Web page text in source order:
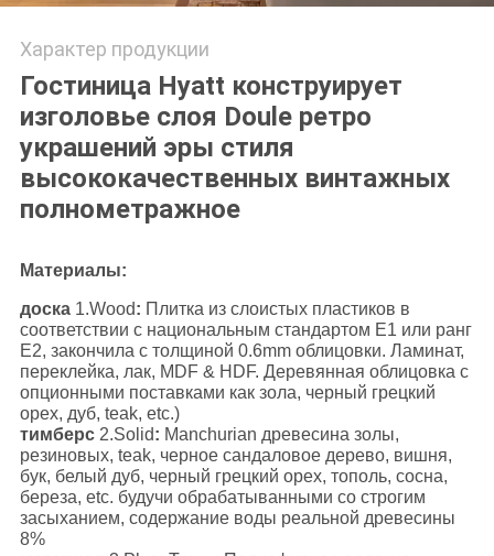
Характер продукции
Гостиница Hyatt конструирует
изголовье слоя Doule ретро
украшений эры стиля
высококачественных винтажных
полнометражное
Материалы:
доска1.Wood: Плитка из слоистых пластиков в
соответствии с национальным стандартом E1 или ранг
E2, закончила с толщиной 0.6mm облицовки. Ламинат,
переклейка, лак, MDF & HDF. Деревянная облицовка с
опционными поставками как зола, черный грецкий
орех, дуб, teak, etc.)
тимберс2.Solid: Manchurian древесина золы,
резиновых, teak, черное сандаловое дерево, вишня,
бук, белый дуб, черный грецкий орех, тополь, сосна,
береза, etc. будучи обрабатыванными со строгим
засыханием, содержание воды реальной древесины
8%